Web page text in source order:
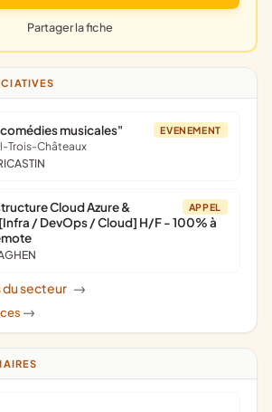
Partager la fiche
EVENEMENT
musicales"
Trois-Châteaux
APPEL
Cloud Azure &
/ DevOps / Cloud] H/F - 100% à
du secteur ->
->